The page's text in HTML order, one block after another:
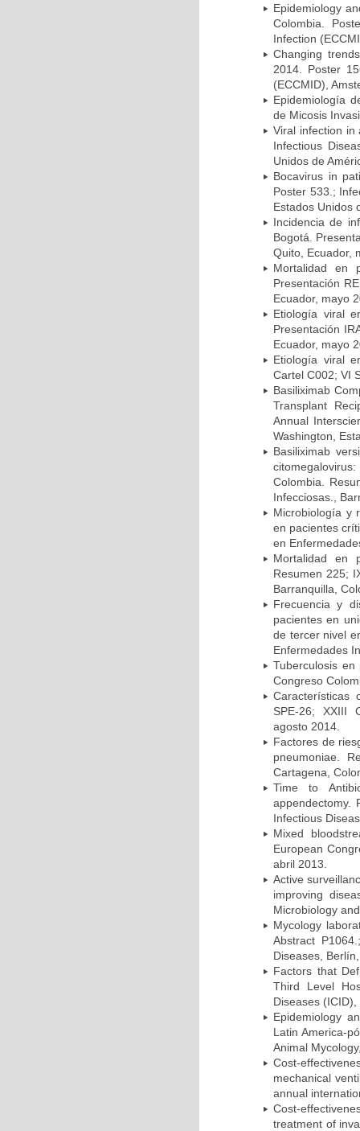
Epidemiology
Colombia.
Infection
Changing
2014. Poster
(ECCMID),
Epidemiología
de Micosis
Viral infection in
Infectious
Unidos de
Bocavirus in
Poster 533.;
Estados Unidos
Incidencia de
Bogotá.
Quito, Ecuador,
Mortalidad en
Presentación
Ecuador, mayo
Etiología viral
Presentación
Ecuador, mayo
Etiología viral
Cartel C002; VI
Basiliximab
Transplant
Annual
Washington,
Basiliximab
Colombia.
Infecciosas.,
Microbiología y
en pacientes
en
Mortalidad en
Resumen 225;
Barranquilla,
Frecuencia y
pacientes en
de tercer nivel
Enfermedades
Tuberculosis
Congreso
Características
SPE-26; XXIII
agosto 2014.
Factores de
pneumoniae.
Cartagena,
Time to
appendectomy.
Infectious
Mixed
European
abril 2013.
Active
improving
Microbiology
Mycology
Abstract
Diseases,
Factors that
Third Level
Diseases
Epidemiology
Latin America-
Animal
Cost-
mechanical
annual
Cost-
treatment of